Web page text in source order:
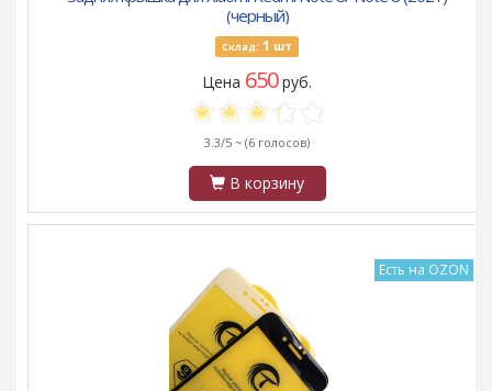
(черный)
Склад: 1 шт
Цена 650руб.
3.3/5 ~ (6 голосов)
В корзину
Есть на OZON